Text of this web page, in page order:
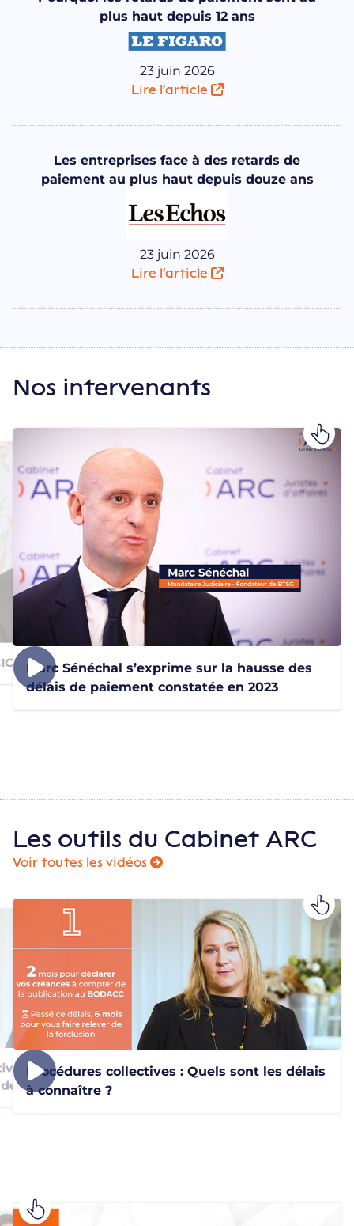
plus haut depuis 12 ans
23 juin 2026
Lire l'article
Les entreprises face à des retards de
paiement au plus haut depuis douze ans
23 juin 2026
Lire l'article
Nos intervenants
et son préfinancement
Marc Sénéchal s’exprime sur la hausse des
délais de paiement constatée en 2023
Les outils du Cabinet ARC
Voir toutes les vidéos
: Les dispositifs de
conciliation
Procédures collectives : Quels sont les délais
à connaître ?